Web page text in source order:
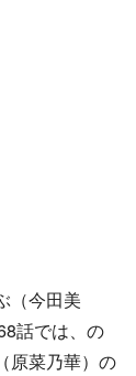
（今田美
話では、の
原菜乃華）の